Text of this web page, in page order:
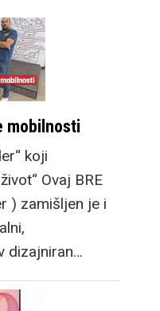
mobilnosti
koji
Ovaj BRE
) zamišljen je i
dizajniran…